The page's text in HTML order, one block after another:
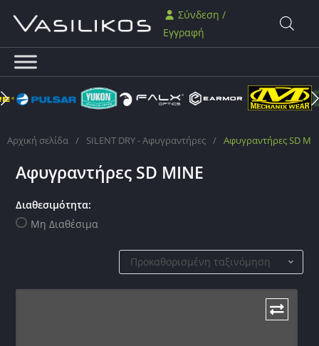
Σύνδεση /
Εγγραφή
Αρχική σελίδα / SILENT DRY - Αφυγραντήρες / Αφυγραντήρες SD
Αφυγραντήρες SD MINE
Διαθεσιμότητα:
Μη Διαθέσιμα
Προκαθορισμένη ταξινόμηση